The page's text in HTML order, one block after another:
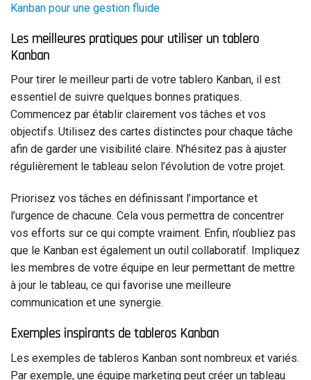
Kanban pour une gestion fluide
Les meilleures pratiques pour utiliser un tablero
Kanban
Pour tirer le meilleur parti de votre tablero Kanban, il est
essentiel de suivre quelques bonnes pratiques.
Commencez par établir clairement vos tâches et vos
objectifs. Utilisez des cartes distinctes pour chaque tâche
afin de garder une visibilité claire. N’hésitez pas à ajuster
régulièrement le tableau selon l’évolution de votre projet.
Priorisez vos tâches en définissant l’importance et
l’urgence de chacune. Cela vous permettra de concentrer
vos efforts sur ce qui compte vraiment. Enfin, n’oubliez pas
que le Kanban est également un outil collaboratif. Impliquez
les membres de votre équipe en leur permettant de mettre
à jour le tableau, ce qui favorise une meilleure
communication et une synergie.
Exemples inspirants de tableros Kanban
Les exemples de tableros Kanban sont nombreux et variés.
Par exemple, une équipe marketing peut créer un tableau